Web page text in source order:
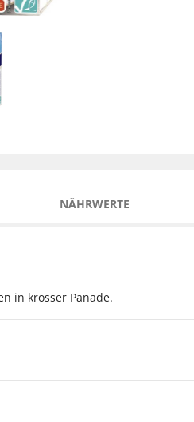
NÄHRWERTE
in krosser Panade.